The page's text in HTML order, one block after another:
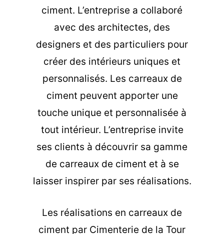
ciment. L’entreprise a collaboré
avec des architectes, des
designers et des particuliers pour
créer des intérieurs uniques et
personnalisés. Les carreaux de
ciment peuvent apporter une
touche unique et personnalisée à
tout intérieur. L’entreprise invite
ses clients à découvrir sa gamme
de carreaux de ciment et à se
laisser inspirer par ses réalisations.
Les réalisations en carreaux de
ciment par Cimenterie de la Tour